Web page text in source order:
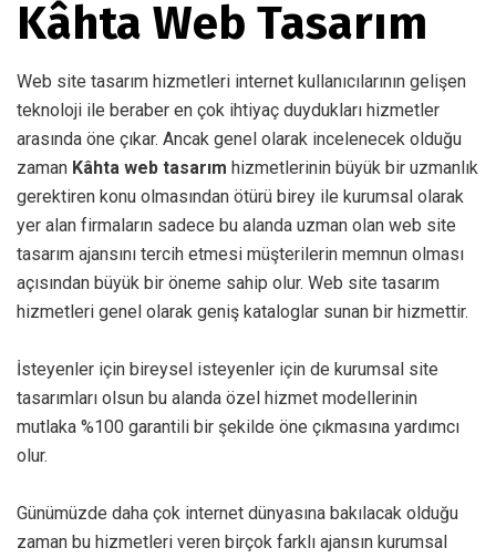
Kâhta Web Tasarım
Web site tasarım hizmetleri internet kullanıcılarının gelişen
teknoloji ile beraber en çok ihtiyaç duydukları hizmetler
arasında öne çıkar. Ancak genel olarak incelenecek olduğu
zaman Kâhta web tasarım hizmetlerinin büyük bir uzmanlık
gerektiren konu olmasından ötürü birey ile kurumsal olarak
yer alan firmaların sadece bu alanda uzman olan web site
tasarım ajansını tercih etmesi müşterilerin memnun olması
açısından büyük bir öneme sahip olur. Web site tasarım
hizmetleri genel olarak geniş kataloglar sunan bir hizmettir.
İsteyenler için bireysel isteyenler için de kurumsal site
tasarımları olsun bu alanda özel hizmet modellerinin
mutlaka %100 garantili bir şekilde öne çıkmasına yardımcı
olur.
Günümüzde daha çok internet dünyasına bakılacak olduğu
zaman bu hizmetleri veren birçok farklı ajansın kurumsal